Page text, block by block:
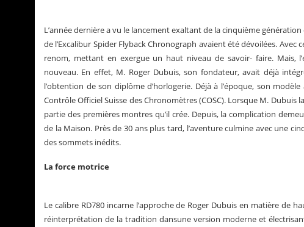
L’année dernière a vu le lancement exaltant de la cinquième
de l’Excalibur Spider Flyback Chronograph avaient été dévoilées.
renom, mettant en exergue un haut niveau de savoir- faire. Mais,
nouveau. En effet, M. Roger Dubuis, son fondateur, avait déjà
l’obtention de son diplôme d’horlogerie. Déjà à l’époque, son
Contrôle Officiel Suisse des Chronomètres (COSC). Lorsque M.
partie des premières montres qu’il crée. Depuis, la complication
de la Maison. Près de 30 ans plus tard, l’aventure culmine avec une
des sommets inédits.
La force motrice
Le calibre RD780 incarne l’approche de Roger Dubuis en matière de
réinterprétation de la tradition dansune version moderne et